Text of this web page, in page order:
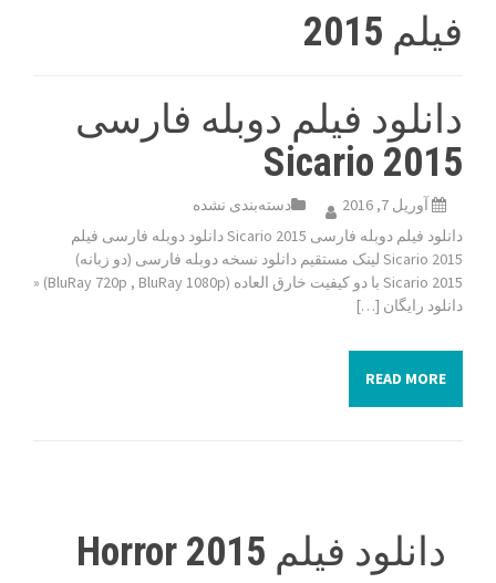
فیلم 2015
دانلود فیلم دوبله فارسی
Sicario 2015
آوریل 7, 2016
دسته‌بندی نشده
دانلود فیلم دوبله فارسی Sicario 2015 دانلود دوبله فارسی فیلم
Sicario 2015 لینک مستقیم دانلود نسخه دوبله فارسی (دو زبانه)
Sicario 2015 با دو کیفیت خارق العاده (BluRay 720p , BluRay 1080p) «
دانلود رایگان […]
READ MORE
دانلود فیلم Horror 2015